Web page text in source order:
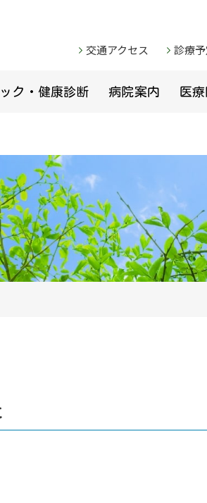
交通アクセス 診療
ク・健康診断 病院案内 医